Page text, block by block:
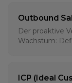
Outbound
Der proaktive
Wachstum:
ICP (Ideal